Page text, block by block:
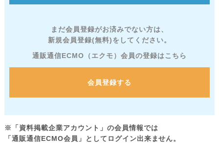
まだ会員登録がお済みでない方は、
新規会員登録(無料)をしてください。
通販通信ECMO（エクモ）会員の登録はこちら
会員登録する
※「資料掲載企業アカウント」の会員情報では
「通販通信ECMO会員」としてログイン出来ません。